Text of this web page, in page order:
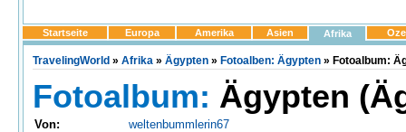
Startseite Europa Amerika Asien Afrika
TravelingWorld » Afrika » Ägypten » Fotoalben: Ägypten » Fotoalbum:
Fotoalbum: Ägypten
Von:
weltenbummlerin67